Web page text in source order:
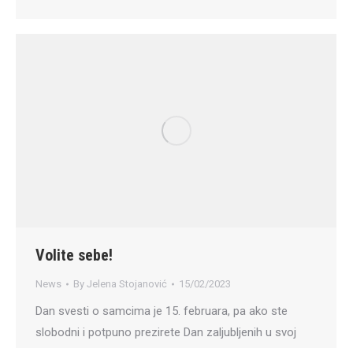
Volite sebe!
News By Jelena Stojanović 15/02/2023
Dan svesti o samcima je 15. februara, pa ako ste
slobodni i potpuno prezirete Dan zaljubljenih u svoj